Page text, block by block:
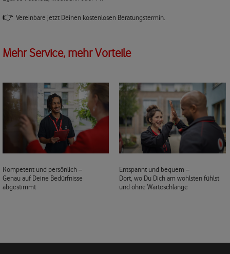
👉 Vereinbare jetzt Deinen kostenlosen Beratungstermin.
Mehr Service, mehr Vorteile
Kompetent und persönlich –
Genau auf Deine Bedürfnisse
abgestimmt
Entspannt und bequem –
Dort, wo Du Dich am wohlsten fühlst
und ohne Warteschlange